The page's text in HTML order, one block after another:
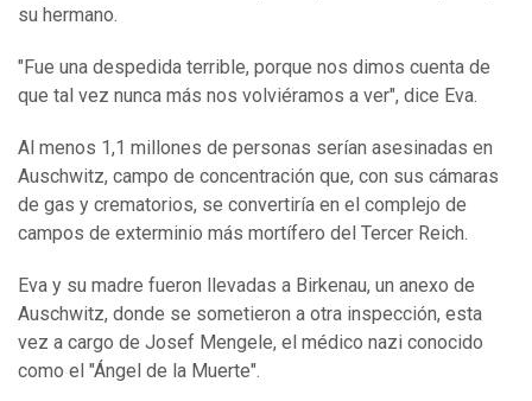
su hermano.
"Fue una despedida terrible, porque nos dimos cuenta de
que tal vez nunca más nos volviéramos a ver", dice Eva.
Al menos 1,1 millones de personas serían asesinadas en
Auschwitz, campo de concentración que, con sus cámaras
de gas y crematorios, se convertiría en el complejo de
campos de exterminio más mortífero del Tercer Reich.
Eva y su madre fueron llevadas a Birkenau, un anexo de
Auschwitz, donde se sometieron a otra inspección, esta
vez a cargo de Josef Mengele, el médico nazi conocido
como el "Ángel de la Muerte".